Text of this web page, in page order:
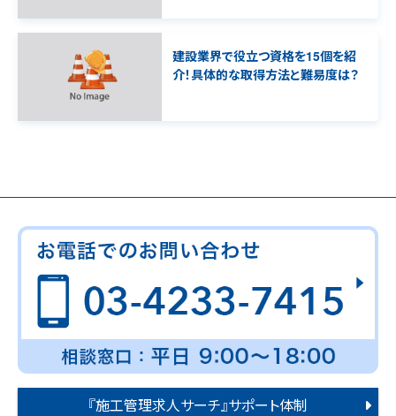
建設業界で役立つ資格を15個を紹
介！具体的な取得方法と難易度は？
『施工管理求人サーチ』サポート体制